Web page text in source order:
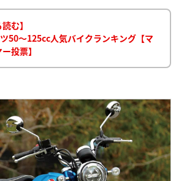
む】
50〜125cc人気バイクランキング【マ
投票】